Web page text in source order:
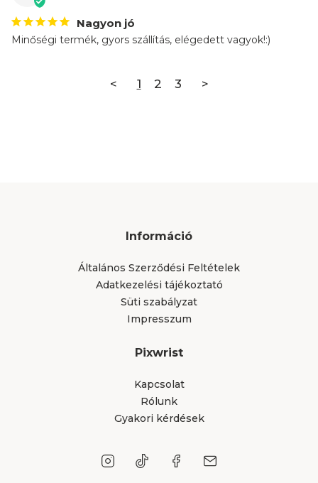
Nagyon jó
Minőségi termék, gyors szállítás, elégedett vagyok!:)
< 1 2 3 >
Információ
Általános Szerződési Feltételek
Adatkezelési tájékoztató
Süti szabályzat
Impresszum
Pixwrist
Kapcsolat
Rólunk
Gyakori kérdések